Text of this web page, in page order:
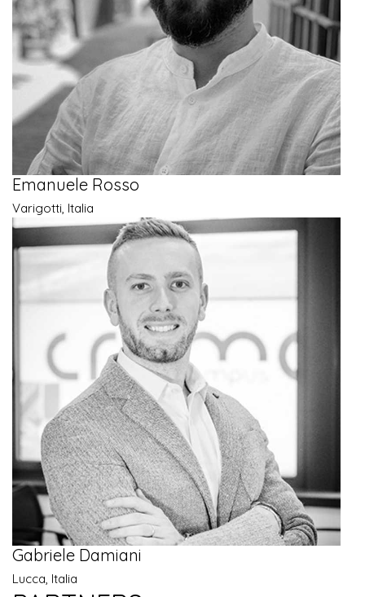
Emanuele Rosso
Varigotti, Italia
Gabriele Damiani
Lucca, Italia